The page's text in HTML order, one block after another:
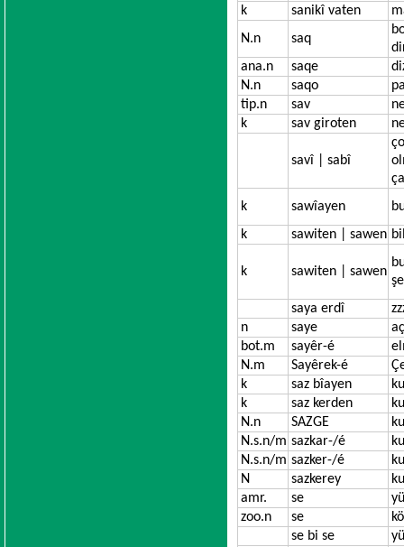
k
sanikî vaten
N.n
saq
ana.n
saqe
N.n
saqo
tip.n
sav
k
sav giroten
savî | sabî
k
sawîayen
k
sawiten | sawen
k sawiten | sawen
saya erdî
n
saye
bot.m
sayêr-é
N.m
Sayêrek-é
k
saz bîayen
k
saz kerden
N.n
SAZGE
N.s.n/m sazkar-/é
N.s.n/m sazker-/é
N
sazkerey
amr.
se
zoo.n
se
se bi se